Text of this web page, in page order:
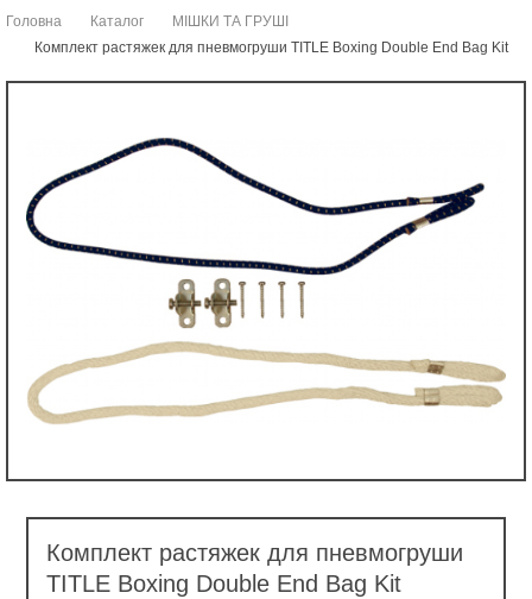
Головна Каталог
МІШКИ ТА ГРУШІ
Комплект растяжек для пневмогруши TITLE Boxing Double End Bag Kit
Комплект растяжек для пневмогруши
TITLE Boxing Double End Bag Kit